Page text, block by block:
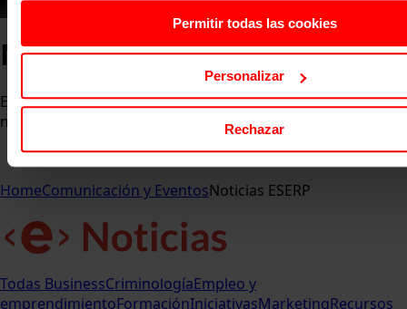
Permitir todas las cookies
Personalizar
Rechazar
Noticias ESERP
Entérate de las últimas novedades, eventos y logros que
marcan el pulso de la comunidad ESERP.
HomeComunicación y EventosNoticias ESERP
Todas BusinessCriminologíaEmpleo y
emprendimientoFormaciónIniciativasMarketingRecursos